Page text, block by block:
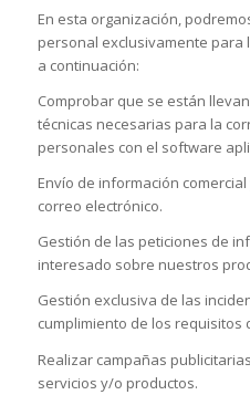
En esta organización,
personal exclusivamente
a continuación:
Comprobar que se están
técnicas necesarias para la
personales con el software
Envío de información
correo electrónico.
Gestión de las peticiones de
interesado sobre nuestros
Gestión exclusiva de las
cumplimiento de los requisitos
Realizar campañas
servicios y/o productos.